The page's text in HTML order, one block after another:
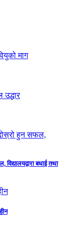
बधाई तथा